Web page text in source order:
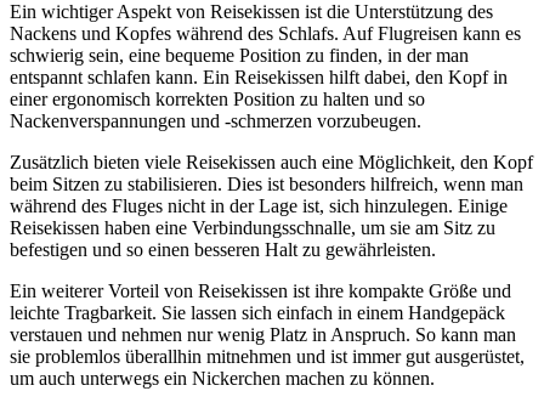
Ein wichtiger Aspekt von Reisekissen ist die Unterstützung des
Nackens und Kopfes während des Schlafs. Auf Flugreisen kann es
schwierig sein, eine bequeme Position zu finden, in der man
entspannt schlafen kann. Ein Reisekissen hilft dabei, den Kopf in
einer ergonomisch korrekten Position zu halten und so
Nackenverspannungen und -schmerzen vorzubeugen.
Zusätzlich bieten viele Reisekissen auch eine Möglichkeit, den Kopf
beim Sitzen zu stabilisieren. Dies ist besonders hilfreich, wenn man
während des Fluges nicht in der Lage ist, sich hinzulegen. Einige
Reisekissen haben eine Verbindungsschnalle, um sie am Sitz zu
befestigen und so einen besseren Halt zu gewährleisten.
Ein weiterer Vorteil von Reisekissen ist ihre kompakte Größe und
leichte Tragbarkeit. Sie lassen sich einfach in einem Handgepäck
verstauen und nehmen nur wenig Platz in Anspruch. So kann man
sie problemlos überallhin mitnehmen und ist immer gut ausgerüstet,
um auch unterwegs ein Nickerchen machen zu können.